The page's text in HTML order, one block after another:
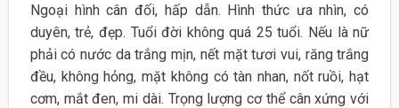
Ngoại hình cân đối, hấp dẫn. Hình thức ưa nhìn, có
duyên, trẻ, đẹp. Tuổi đời không quá 25 tuổi. Nếu là nữ
phải có nước da trắng mịn, nết mặt tươi vui, răng trắng
đều, không hỏng, mặt không có tàn nhan, nốt ruồi, hạt
cơm, mắt đen, mi dài. Trọng lượng cơ thể cân xứng với